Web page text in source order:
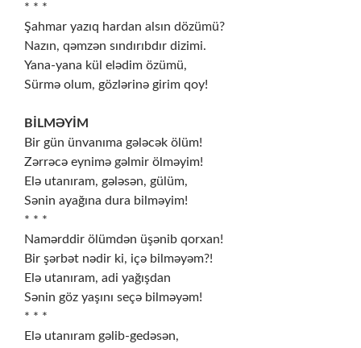
* * *
Şahmar yazıq hardan alsın dözümü?
Nazın, qəmzən sındırıbdır dizimi.
Yana-yana kül elədim özümü,
Sürmə olum, gözlərinə girim qoy!
BİLMƏYİM
Bir gün ünvanıma gələcək ölüm!
Zərrəcə eynimə gəlmir ölməyim!
Elə utanıram, gələsən, gülüm,
Sənin ayağına dura bilməyim!
* * *
Namərddir ölümdən üşənib qorxan!
Bir şərbət nədir ki, içə bilməyəm?!
Elə utanıram, adi yağışdan
Sənin göz yaşını seçə bilməyəm!
* * *
Elə utanıram gəlib-gedəsən,